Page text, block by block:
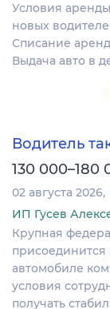
Условия
новых
Списание
Выдача авто в
Водитель
130 000–180
02 августа 2026
ИП Гусев
Крупная
присоединится
автомобиле
условия
получать